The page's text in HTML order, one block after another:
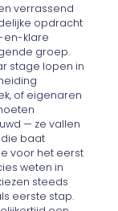
verrassend
opdracht
en-klare
groep.
stage lopen in
of eigenaren
— ze vallen
baat
voor het eerst
weten in
steeds
eerste stap.